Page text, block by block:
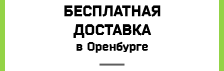
БЕСПЛАТНАЯ
ДОСТАВКА
в Оренбурге